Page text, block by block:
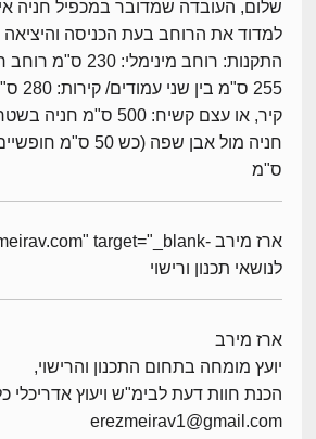
שלום, העובדה שמדובר במכפיל חניה
למדוד את הרוחב בעת הכניסה
התקנות: רוחב
255
ס"מ
לנושאי תכנון ורישוי
ארז מירב
יועץ מומחה בתחום התכנון והרישוי,
הכנת חוות דעת לבימ"ש ויעוץ אדריכלי
erezmeirav1@gmail.com